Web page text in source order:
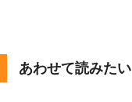
あわせて読みたい